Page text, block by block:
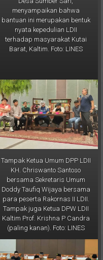
bantuan ini merupakan bentuk
nyata kepedulian LDII
terhadap masyarakat Kutai
Barat, Kaltim. Foto: LINES
Tampak Ketua Umum DPP LDII
KH. Chriswanto Santoso
bersama Sekretaris Umum
Doddy Taufiq Wijaya bersama
para peserta Rakornas II LDII.
Tampak juga Ketua DPW LDII
Kaltim Prof. Krishna P Candra
(paling kanan). Foto: LINES